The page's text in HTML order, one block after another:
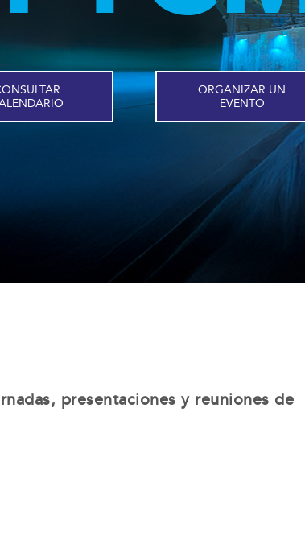
ORGANIZAR UN
EVENTO
presentaciones y reuniones de